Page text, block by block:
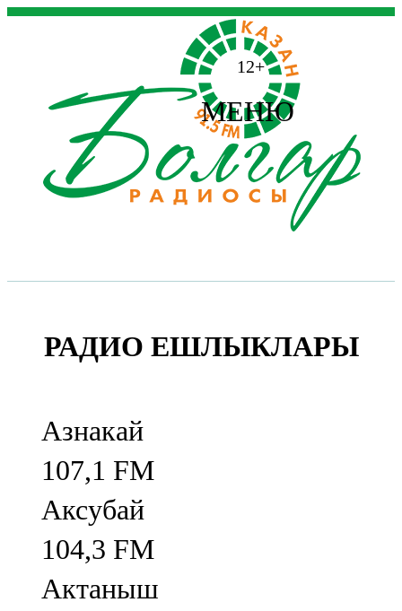
12+
МЕНЮ
РАДИО ЕШЛЫКЛАРЫ
Азнакай
107,1 FM
Аксубай
104,3 FM
Актаныш